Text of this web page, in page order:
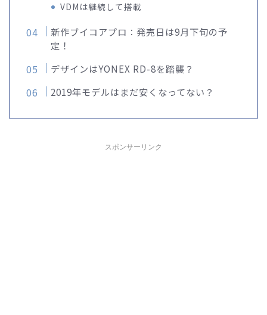
VDMは継続して搭載
新作ブイコアプロ：発売日は9月下旬の予
定！
デザインはYONEX RD-8を踏襲？
2019年モデルはまだ安くなってない？
スポンサーリンク